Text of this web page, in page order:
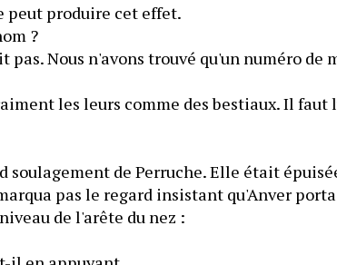
produire cet effet.
?
pas. Nous n'avons trouvé qu'un numéro de
les leurs comme des bestiaux. Il faut
soulagement de Perruche. Elle était
pas le regard insistant qu'Anver
de l'arête du nez :